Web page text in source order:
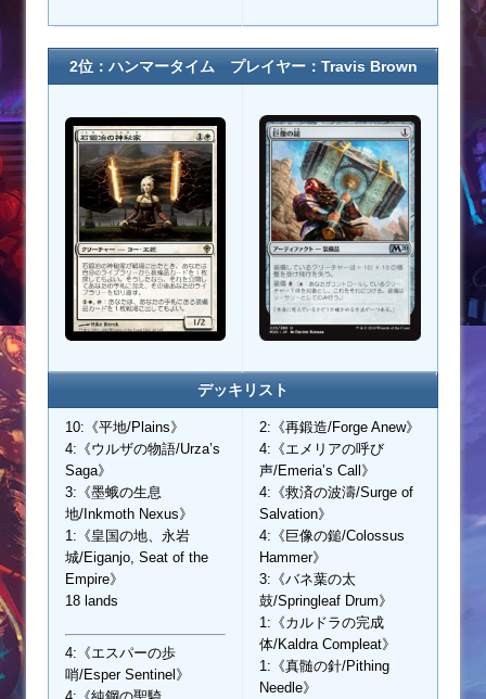
2位：ハンマータイム プレイヤー：Travis Brown
デッキリスト
10:《平地/Plains》
4:《ウルザの物語/Urza’s
Saga》
3:《墨蛾の生息
地/Inkmoth Nexus》
1:《皇国の地、永岩
城/Eiganjo, Seat of the
Empire》
18 lands
4:《エスパーの歩
哨/Esper Sentinel》
2:《再鍛造/Forge Anew》
4:《エメリアの呼び
声/Emeria’s Call》
4:《救済の波濤/Surge of
Salvation》
4:《巨像の鎚/Colossus
Hammer》
3:《バネ葉の太
鼓/Springleaf Drum》
1:《カルドラの完成
体/Kaldra Compleat》
1:《真髄の針/Pithing
Needle》